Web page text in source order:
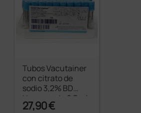
Tubos Vacutainer
con citrato de
sodio 3,2% BD
Hemogard - 2,7 ml
27,90 €